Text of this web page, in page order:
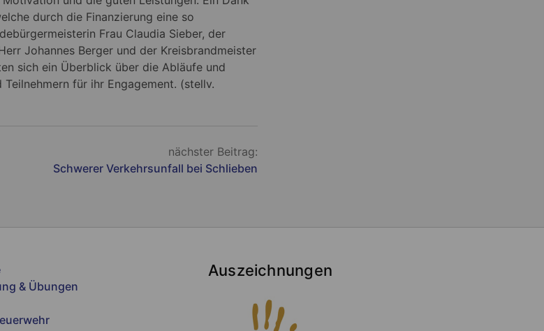
durch die Finanzierung eine so
Frau Claudia Sieber, der
Johannes Berger und der Kreisbrandmeister
sich ein Überblick über die Abläufe und
für ihr Engagement. (stellv.
nächster Beitrag:
Schwerer Verkehrsunfall bei Schlieben
& Übungen
Auszeichnungen